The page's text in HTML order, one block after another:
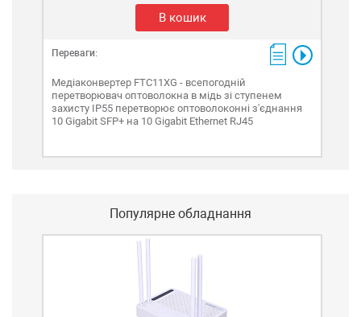
В кошик
Переваги:
Медіаконвертер FTC11XG - всепогодній
перетворювач оптоволокна в мідь зі ступенем
захисту IP55 перетворює оптоволоконні з'єднання
10 Gigabit SFP+ на 10 Gigabit Ethernet RJ45
Популярне обладнання